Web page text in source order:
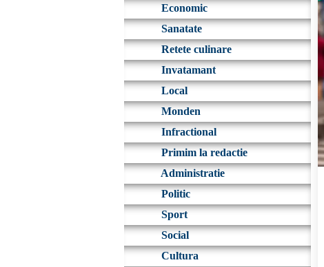
Economic
Sanatate
Retete culinare
Invatamant
Local
Monden
Infractional
Primim la redactie
Administratie
Politic
Sport
Social
Cultura